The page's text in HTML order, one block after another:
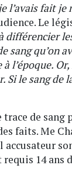
l’avais fait je
Le
différencier
sang qu’on
l’époque.
Si le sang de
de
faits. Me
14 ans